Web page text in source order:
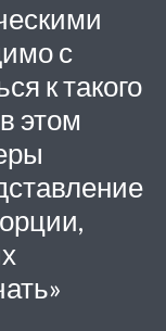
с
к такого
этом